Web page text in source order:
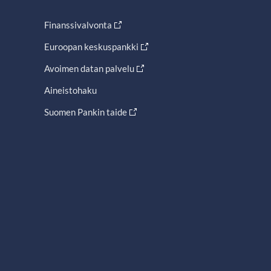
Finanssivalvonta
Euroopan keskuspankki
Avoimen datan palvelu
Aineistohaku
Suomen Pankin taide